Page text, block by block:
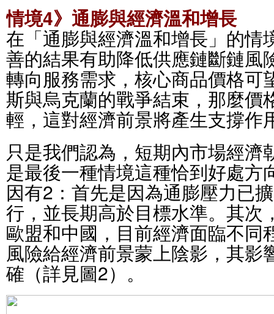
情境4》通膨與經濟溫和增長
在「通膨與經濟溫和增長」的情
善的結果有助降低供應鏈斷鏈風
轉向服務需求，核心商品價格可
斯與烏克蘭的戰爭結束，那麼價
輕，這對經濟前景將產生支撐作
只是我們認為，短期內市場經濟
是最後一種情境這種恰到好處方
因有2：首先是因為通膨壓力已
行，並長期高於目標水準。其
歐盟和中國，目前經濟面臨不同
風險給經濟前景蒙上陰影，其影
確（詳見圖2）。